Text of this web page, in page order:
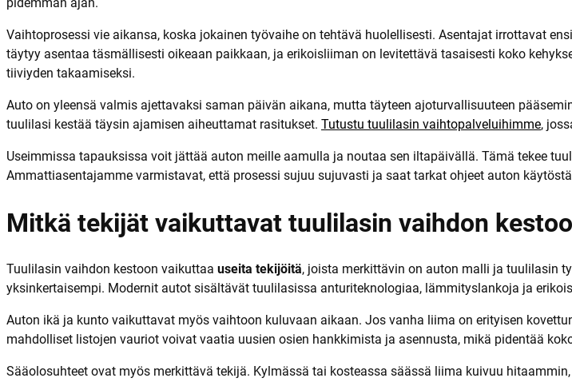
pidemmän ajan.
Vaihtoprosessi vie aikansa, koska jokainen työvaihe on tehtävä huolellisesti. Asentajat irrottavat
täytyy asentaa täsmällisesti oikeaan paikkaan, ja erikoisliiman on levitettävä tasaisesti koko
tiiviyden takaamiseksi.
Auto on yleensä valmis ajettavaksi saman päivän aikana, mutta täyteen ajoturvallisuuteen
tuulilasi kestää täysin ajamisen aiheuttamat rasitukset. Tutustu tuulilasin vaihtopalveluihimme,
Useimmissa tapauksissa voit jättää auton meille aamulla ja noutaa sen iltapäivällä. Tämä tekee
Ammattiasentajamme varmistavat, että prosessi sujuu sujuvasti ja saat tarkat ohjeet auton
Mitkä tekijät vaikuttavat tuulilasin vaihdon
Tuulilasin vaihdon kestoon vaikuttaa useita tekijöitä, joista merkittävin on auton malli ja tuulilasin
yksinkertaisempi. Modernit autot sisältävät tuulilasissa anturiteknologiaa, lämmityslankoja ja
Auton ikä ja kunto vaikuttavat myös vaihtoon kuluvaan aikaan. Jos vanha liima on erityisen
mahdolliset listojen vauriot voivat vaatia uusien osien hankkimista ja asennusta, mikä pidentää
Sääolosuhteet ovat myös merkittävä tekijä. Kylmässä tai kosteassa säässä liima kuivuu